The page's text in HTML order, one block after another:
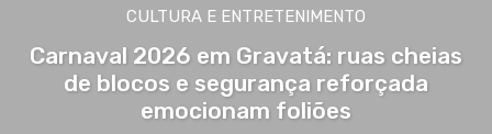
CULTURA E ENTRETENIMENTO
Carnaval 2026 em Gravatá: ruas cheias
de blocos e segurança reforçada
emocionam foliões